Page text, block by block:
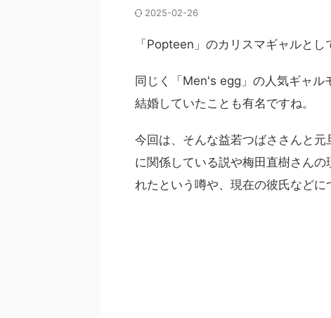
2025-02-26
「Popteen」のカリスマギャルとし
同じく「Men's egg」の人気ギャル
結婚していたことも有名ですね。
今回は、そんな益若つばささんと
に関係している説や梅田直樹さん
れたという噂や、現在の彼氏などに